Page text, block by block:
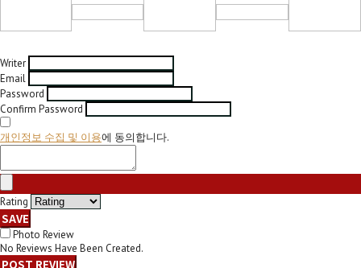
Writer
Email
Password
Confirm Password
개인정보 수집 및 이용에 동의합니다.
Rating
SAVE
Photo Review
No Reviews Have Been Created.
POST REVIEW